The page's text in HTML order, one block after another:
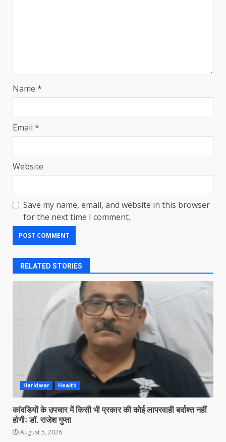
Name *
Email *
Website
Save my name, email, and website in this browser
for the next time I comment.
RELATED STORIES
Haridwar Health
कांवडियों के उपचार में किसी भी प्रकार की कोई लापरवाही बर्दाश्त नहीं
होगीः डॉ. राजेश गुप्ता
August 5, 2026